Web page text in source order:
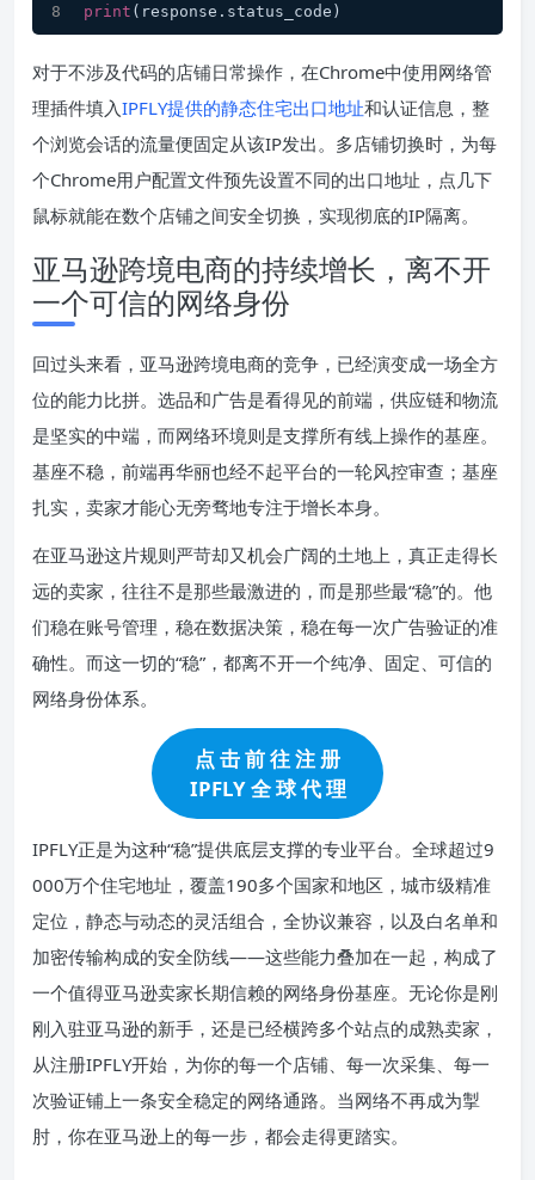
print (response.status_code)
对于不涉及代码的店铺日常操作，在Chrome中使用网络管
理插件填入IPFLY提供的静态住宅出口地址和认证信息，整
个浏览会话的流量便固定从该IP发出。多店铺切换时，为每
个Chrome用户配置文件预先设置不同的出口地址，点几下
鼠标就能在数个店铺之间安全切换，实现彻底的IP隔离。
亚马逊跨境电商的持续增长，离不开
一个可信的网络身份
回过头来看，亚马逊跨境电商的竞争，已经演变成一场全方
位的能力比拼。选品和广告是看得见的前端，供应链和物流
是坚实的中端，而网络环境则是支撑所有线上操作的基座。
基座不稳，前端再华丽也经不起平台的一轮风控审查；基座
扎实，卖家才能心无旁骛地专注于增长本身。
在亚马逊这片规则严苛却又机会广阔的土地上，真正走得长
远的卖家，往往不是那些最激进的，而是那些最“稳”的。他
们稳在账号管理，稳在数据决策，稳在每一次广告验证的准
确性。而这一切的“稳”，都离不开一个纯净、固定、可信的
网络身份体系。
点 击 前 往 注 册
IPFLY 全 球 代 理
IPFLY正是为这种“稳”提供底层支撑的专业平台。全球超过9
000万个住宅地址，覆盖190多个国家和地区，城市级精准
定位，静态与动态的灵活组合，全协议兼容，以及白名单和
加密传输构成的安全防线——这些能力叠加在一起，构成了
一个值得亚马逊卖家长期信赖的网络身份基座。无论你是刚
刚入驻亚马逊的新手，还是已经横跨多个站点的成熟卖家，
从注册IPFLY开始，为你的每一个店铺、每一次采集、每一
次验证铺上一条安全稳定的网络通路。当网络不再成为掣
肘，你在亚马逊上的每一步，都会走得更踏实。